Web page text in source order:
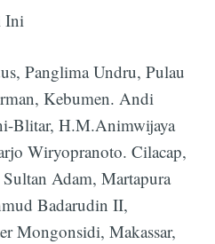
Ini
Panglima Undru, Pulau
Kebumen. Andi
Blitar, H.M.Animwijaya
Wiryopranoto. Cilacap,
Adam, Martapura
Badarudin II,
Mongonsidi, Makassar,